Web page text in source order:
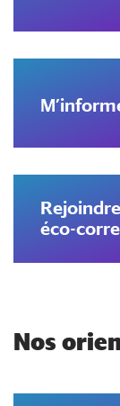
éco-
Nos